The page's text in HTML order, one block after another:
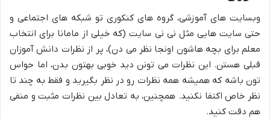
وبسایت های آموزشی، گروه های کنکوری تو شبکه های اجتماعی و
حتی سایت هایی مثل نی نی سایت (که خیلی از مامانا برای انتخاب
معلم برای بچه هاشون اونجا نظر می دن)، پر از نظرات دانش آموزان
قبلی هستن. این نظرات می تونن دید خوبی بهتون بدن، اما حواس
تون باشه که همیشه همه نظرات رو در نظر بگیرید و فقط به چند تا
نظر خاص اکتفا نکنید. همچنین، به تعادل بین نظرات مثبت و منفی
هم دقت کنید.